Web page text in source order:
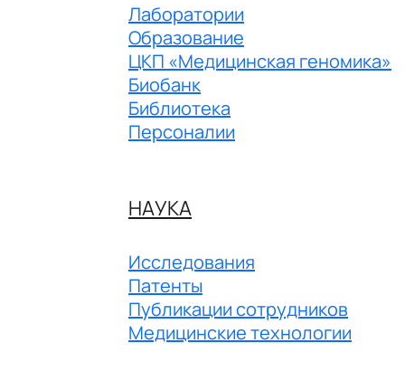
Лаборатории
Образование
ЦКП «Медицинская геномика»
Биобанк
Библиотека
Персоналии
НАУКА
Исследования
Патенты
Публикации сотрудников
Медицинские технологии